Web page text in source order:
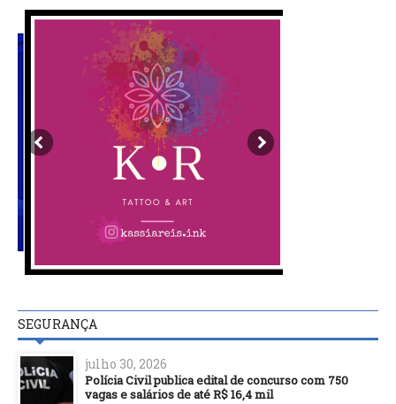
SEGURANÇA
julho 30, 2026
Polícia Civil publica edital de concurso com 750
vagas e salários de até R$ 16,4 mil